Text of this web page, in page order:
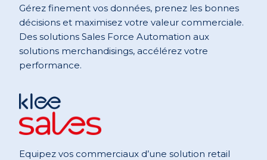
Gérez finement vos données, prenez les bonnes
décisions et maximisez votre valeur commerciale.
Des solutions Sales Force Automation aux
solutions merchandisings, accélérez votre
performance.
Equipez vos commerciaux d’une solution retail